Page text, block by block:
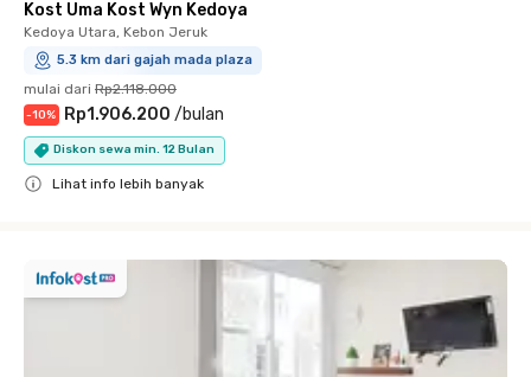
Kost Uma Kost Wyn Kedoya
Kedoya Utara, Kebon Jeruk
5.3 km dari gajah mada plaza
mulai dari Rp2.118.000
-10% Rp1.906.200 /bulan
Diskon sewa min. 12 Bulan
Lihat info lebih banyak